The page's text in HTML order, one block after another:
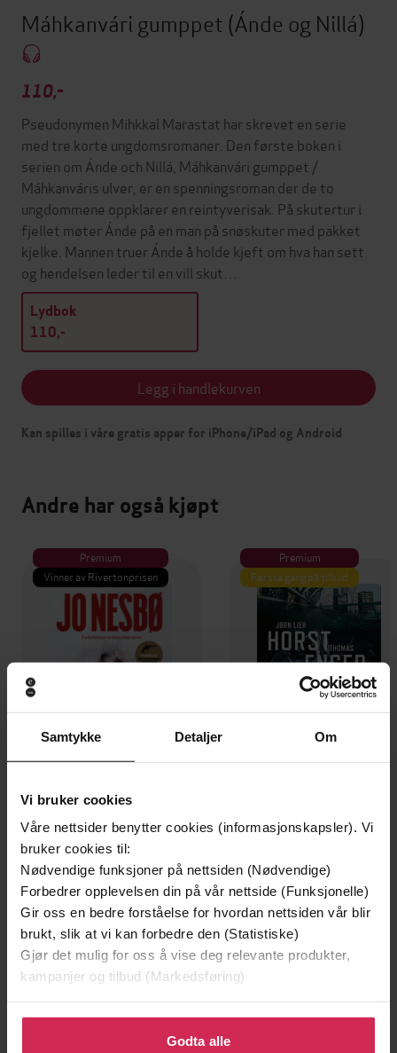
Samtykke Detaljer Om
Vi bruker cookies
Våre nettsider benytter cookies (informasjonskapsler). Vi
bruker cookies til:
Nødvendige funksjoner på nettsiden (Nødvendige)
Forbedrer opplevelsen din på vår nettside (Funksjonelle)
Gir oss en bedre forståelse for hvordan nettsiden vår blir
brukt, slik at vi kan forbedre den (Statistiske)
Gjør det mulig for oss å vise deg relevante produkter,
kampanjer og tilbud (Markedsføring)
Klikk på «Godta alle» for å gi oss ditt samtykke til å
bruke cookies for alle disse formålene. Du kan også
Godta alle
Máhkanvári gumppet (Ánde og Nillá)
110,-
Pseudonymen Mihkkal Marastat har skrevet en serie
med tre korte ungdomsromaner. Den første boken i
serien om Ánde och Nillá, Máhkanvári gumppet /
Máhkanváris ulver, er en spenningsroman der de to
ungdommene oppklarer en reintyverisak. På skutertur i
fjellet møter Ánde på en man på snøskuter med pakket
kjelke. Mannen truer Ánde å holde kjeft om hva han sett
og hendelsen leder til en vill skut…
Lydbok
110,-
Legg i handlekurven
Kan spilles i våre gratis apper for iPhone/iPad og Android
Andre har også kjøpt
Premium
Vinner av Rivertonprisen
199,-
Minnesota
Jo Nesbø
EBOK
Premium
Første gang på tilbud
349,-
Jørn Lier Horst
EBOK
Forfattere Mihkkal Marastat (forfatter),